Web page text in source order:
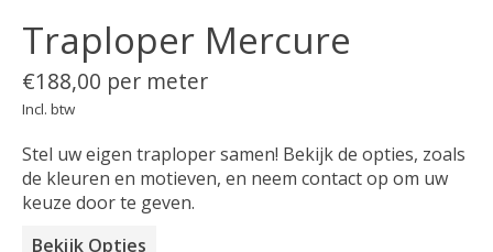
Traploper Mercure
€188,00 per meter
Incl. btw
Stel uw eigen traploper samen! Bekijk de opties, zoals
de kleuren en motieven, en neem contact op om uw
keuze door te geven.
Bekijk Opties